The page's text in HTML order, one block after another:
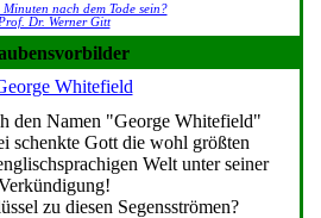
Minuten nach dem Tode sein?
Prof. Dr. Werner Gitt
den Namen "George Whitefield"
schenkte Gott die wohl größten
Welt unter seiner
zu diesen Segensströmen?